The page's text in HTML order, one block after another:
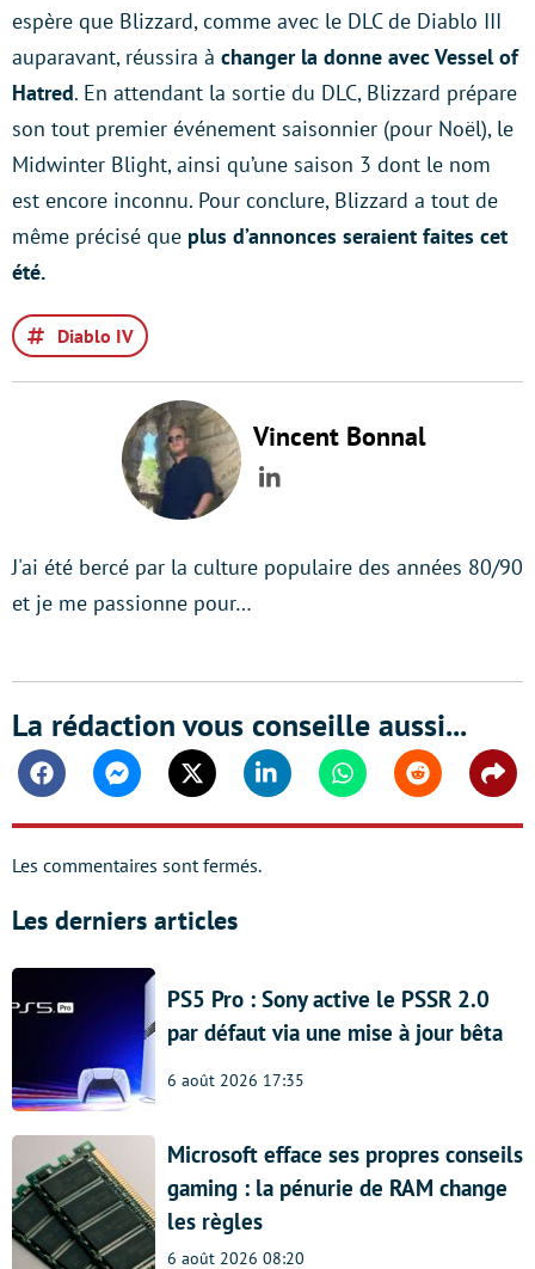
espère que Blizzard, comme avec le DLC de Diablo III
auparavant, réussira à changer la donne avec Vessel of
Hatred. En attendant la sortie du DLC, Blizzard prépare
son tout premier événement saisonnier (pour Noël), le
Midwinter Blight, ainsi qu’une saison 3 dont le nom
est encore inconnu. Pour conclure, Blizzard a tout de
même précisé que plus d’annonces seraient faites cet
été.
Diablo IV
Vincent Bonnal
LinkedIn
J'ai été bercé par la culture populaire des années 80/90
et je me passionne pour…
La rédaction vous conseille aussi...
FacebookMessengerTwitter Linkedin WhatsappReddit
Les commentaires sont fermés.
Les derniers articles
PS5 Pro : Sony active le PSSR 2.0
par défaut via une mise à jour bêta
6 août 2026 17:35
Microsoft efface ses propres conseils
gaming : la pénurie de RAM change
les règles
6 août 2026 08:20